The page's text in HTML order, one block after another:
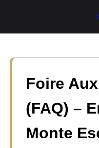
contenu
Foire
(FAQ) –
Monte